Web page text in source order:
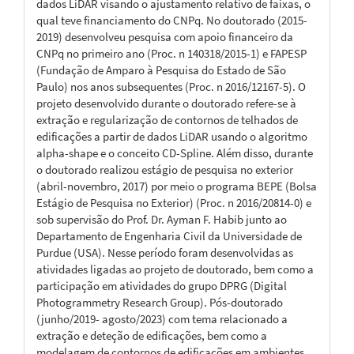
dados LiDAR visando o ajustamento relativo de faixas, o
qual teve financiamento do CNPq. No doutorado (2015-
2019) desenvolveu pesquisa com apoio financeiro da
CNPq no primeiro ano (Proc. n 140318/2015-1) e FAPESP
(Fundação de Amparo à Pesquisa do Estado de São
Paulo) nos anos subsequentes (Proc. n 2016/12167-5). O
projeto desenvolvido durante o doutorado refere-se à
extração e regularização de contornos de telhados de
edificações a partir de dados LiDAR usando o algoritmo
alpha-shape e o conceito CD-Spline. Além disso, durante
o doutorado realizou estágio de pesquisa no exterior
(abril-novembro, 2017) por meio o programa BEPE (Bolsa
Estágio de Pesquisa no Exterior) (Proc. n 2016/20814-0) e
sob supervisão do Prof. Dr. Ayman F. Habib junto ao
Departamento de Engenharia Civil da Universidade de
Purdue (USA). Nesse período foram desenvolvidas as
atividades ligadas ao projeto de doutorado, bem como a
participação em atividades do grupo DPRG (Digital
Photogrammetry Research Group). Pós-doutorado
(junho/2019- agosto/2023) com tema relacionado a
extração e deteção de edificações, bem como a